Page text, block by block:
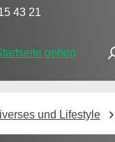
43 21
und Lifestyle